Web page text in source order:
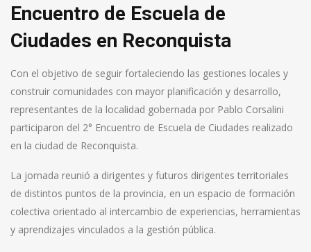
Encuentro de Escuela de
Ciudades en Reconquista
Con el objetivo de seguir fortaleciendo las gestiones locales y
construir comunidades con mayor planificación y desarrollo,
representantes de la localidad gobernada por Pablo Corsalini
participaron del 2° Encuentro de Escuela de Ciudades realizado
en la ciudad de Reconquista.
La jornada reunió a dirigentes y futuros dirigentes territoriales
de distintos puntos de la provincia, en un espacio de formación
colectiva orientado al intercambio de experiencias, herramientas
y aprendizajes vinculados a la gestión pública.